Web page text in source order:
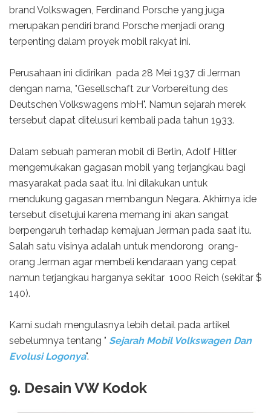
brand Volkswagen, Ferdinand Porsche yang juga
merupakan pendiri brand Porsche menjadi orang
terpenting dalam proyek mobil rakyat ini.
Perusahaan ini didirikan pada 28 Mei 1937 di Jerman
dengan nama, "Gesellschaft zur Vorbereitung des
Deutschen Volkswagens mbH". Namun sejarah merek
tersebut dapat ditelusuri kembali pada tahun 1933.
Dalam sebuah pameran mobil di Berlin, Adolf Hitler
mengemukakan gagasan mobil yang terjangkau bagi
masyarakat pada saat itu. Ini dilakukan untuk
mendukung gagasan membangun Negara. Akhirnya ide
tersebut disetujui karena memang ini akan sangat
berpengaruh terhadap kemajuan Jerman pada saat itu.
Salah satu visinya adalah untuk mendorong orang-
orang Jerman agar membeli kendaraan yang cepat
namun terjangkau harganya sekitar 1000 Reich (sekitar $
140).
Kami sudah mengulasnya lebih detail pada artikel
sebelumnya tentang " Sejarah Mobil Volkswagen Dan
Evolusi Logonya".
9. Desain VW Kodok